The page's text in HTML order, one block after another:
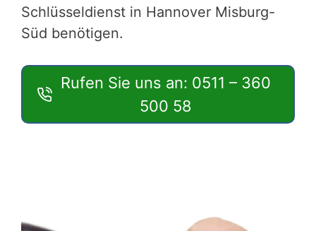
Schlüsseldienst in Hannover Misburg-
Süd benötigen.
Rufen Sie uns an: 0511 – 360
500 58